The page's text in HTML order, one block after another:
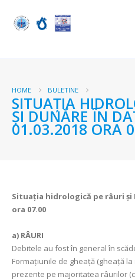
HOME BULETINE
SITUAŢIA
ŞI DUNĂRE ÎN
01.03.2018 ORA
Situaţia hidrologică pe râuri şi
ora 07.00
a) RÂURI
Debitele au fost în general în
Formaţiunile de gheaţă (gheaţă
prezente pe majoritatea râurilor